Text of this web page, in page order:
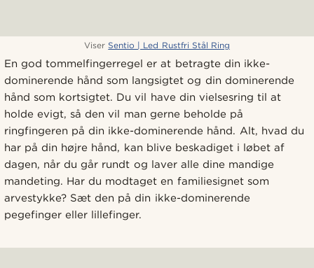
Viser Sentio | Led Rustfri Stål Ring
En god tommelfingerregel er at betragte din ikke-
dominerende hånd som langsigtet og din dominerende
hånd som kortsigtet. Du vil have din vielsesring til at
holde evigt, så den vil man gerne beholde på
ringfingeren på din ikke-dominerende hånd. Alt, hvad du
har på din højre hånd, kan blive beskadiget i løbet af
dagen, når du går rundt og laver alle dine mandige
mandeting. Har du modtaget en familiesignet som
arvestykke? Sæt den på din ikke-dominerende
pegefinger eller lillefinger.